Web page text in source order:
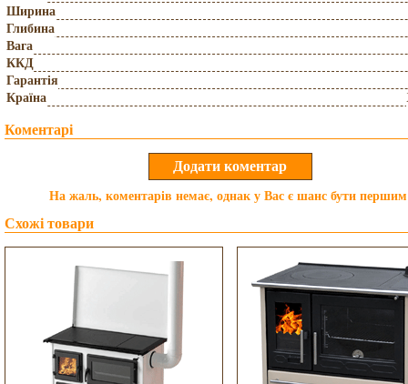
Ширина
Глибина
Вага
ККД
Гарантія
Країна
Коментарі
На жаль, коментарів немає, однак у Вас є шанс бути
Схожі товари